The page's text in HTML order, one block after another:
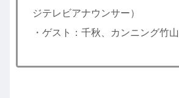
ジテレビアナウンサー）
・ゲスト：千秋、カンニング竹山